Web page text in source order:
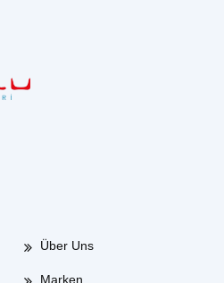
Über Uns
Marken